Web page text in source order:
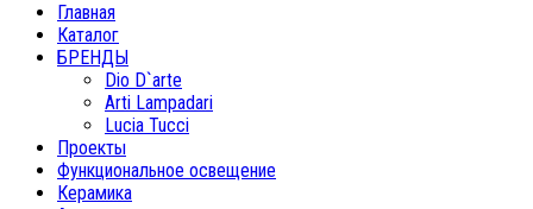
Главная
Каталог
БРЕНДЫ
Dio D`arte
Arti Lampadari
Lucia Tucci
Проекты
Функциональное освещение
Керамика